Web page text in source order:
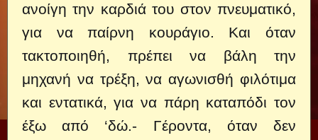
ανοίγη την καρδιά του στον πνευματικό,
για να παίρνη κουράγιο. Και όταν
τακτοποιηθή, πρέπει να βάλη την
μηχανή να τρέξη, να αγωνισθή φιλότιμα
και εντατικά, για να πάρη καταπόδι τον
έξω από ‘δώ.- Γέροντα, όταν δεν